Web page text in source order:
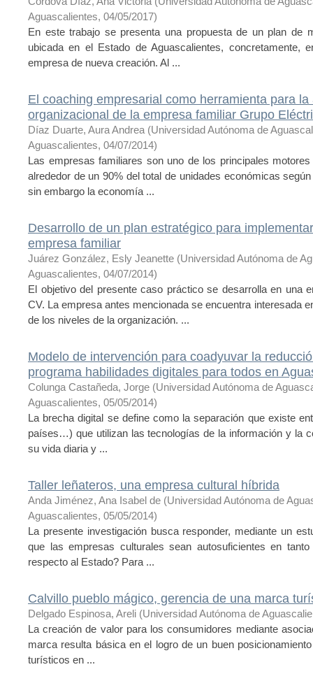
Aguascalientes, 04/05/2017)
En este trabajo se presenta una propuesta de un plan de
ubicada en el Estado de Aguascalientes,
empresa de nueva creación. Al ...
El coaching empresarial como herramienta para
organizacional de la empresa familiar Grupo
Díaz Duarte, Aura Andrea (Universidad Autónoma de
Aguascalientes, 04/07/2014)
Las empresas familiares son uno de los principales
alrededor de un 90% del total de unidades económicas
sin embargo la economía ...
Desarrollo de un plan estratégico para
empresa familiar
Juárez González, Esly Jeanette (Universidad Autónoma de
Aguascalientes, 04/07/2014)
El objetivo del presente caso práctico se desarrolla en una
CV. La empresa antes mencionada se encuentra interesada
de los niveles de la organización. ...
Modelo de intervención para coadyuvar la
programa habilidades digitales para todos en
Colunga Castañeda, Jorge (Universidad Autónoma de
Aguascalientes, 05/05/2014)
La brecha digital se define como la separación que existe
países…) que utilizan las tecnologías de la información y la
su vida diaria y ...
Taller leñateros, una empresa cultural híbrida
Anda Jiménez, Ana Isabel de (Universidad Autónoma de
Aguascalientes, 05/05/2014)
La presente investigación busca responder, mediante un
que las empresas culturales sean autosuficientes en
respecto al Estado? Para ...
Calvillo pueblo mágico, gerencia de una marca
Delgado Espinosa, Areli (Universidad Autónoma de
La creación de valor para los consumidores mediante
marca resulta básica en el logro de un buen
turísticos en ...